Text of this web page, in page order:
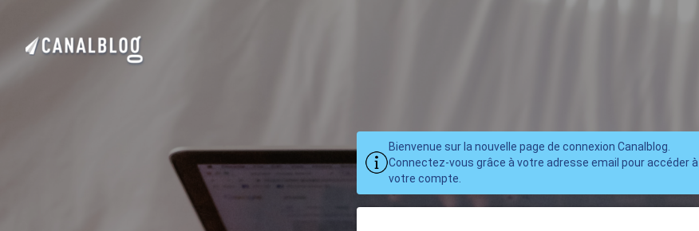
Bienvenue sur la nouvelle page de connexion Canalblog.
Connectez-vous grâce à votre adresse email pour accéder à
votre compte.